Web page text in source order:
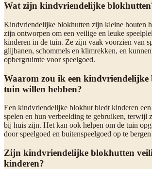
Wat zijn kindvriendelijke
Kindvriendelijke blokhutten zijn kleine houten
zijn ontworpen om een veilige en leuke
kinderen in de tuin. Ze zijn vaak voorzien van
glijbanen, schommels en klimrekken, en
opbergruimte voor speelgoed.
Waarom zou ik een
tuin willen hebben?
Een kindvriendelijke blokhut biedt kinderen
spelen en hun verbeelding te gebruiken, terwijl
bij huis zijn. Het kan ook helpen om de tuin
door speelgoed en buitenspeelgoed op te
Zijn kindvriendelijke blokhutten
kinderen?